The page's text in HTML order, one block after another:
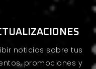
noticias sobre tus
promociones y